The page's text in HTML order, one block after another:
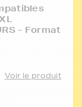
- Format
Voir le produit